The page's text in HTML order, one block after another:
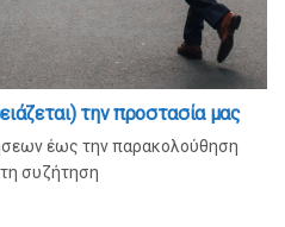
την προστασία μας
έως την παρακολούθηση
συζήτηση